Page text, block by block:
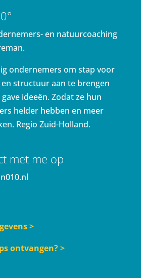
en natuurcoaching
ondernemers om stap voor
structuur aan te brengen
ideeën. Zodat ze hun
helder hebben en meer
Regio Zuid-Holland.
met me op
>
ontvangen? >